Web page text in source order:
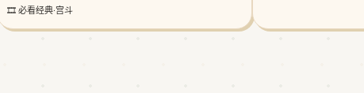
🎞️ 必看经典·宫斗